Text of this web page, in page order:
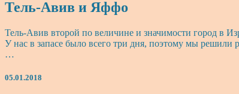
Тель-Авив и Яффо
Тель-Авив второй по величине и значимости город в
У нас в запасе было всего три дня, поэтому мы
…
05.01.2018